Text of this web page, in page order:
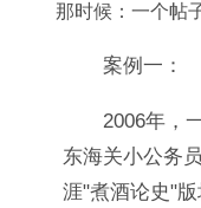
那时候：一个帖
案例一：
2006年，
东海关小公务
涯"煮酒论史"